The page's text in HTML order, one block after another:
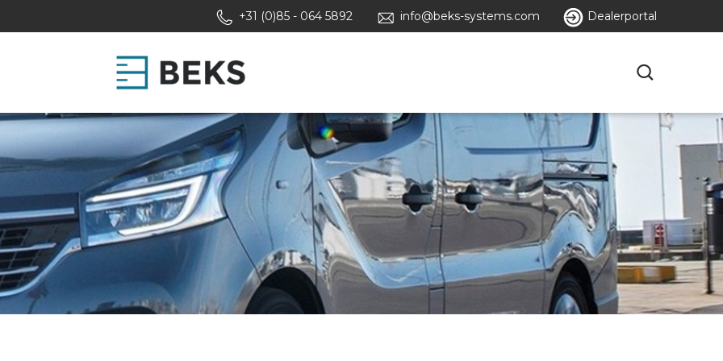
+31 (0)85 - 064 5892 info@beks-systems.com Dealerportal